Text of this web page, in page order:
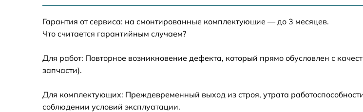
Замена балластера Optoma UHZ50 от 60 мин
UHZ50
Замена поляризатора Optoma UHZ50
Гарантия от сервиса: на смонтированные комплектующие — до 3 месяцев.
Что считается гарантийным случаем?
Для работ: Повторное возникновение дефекта, который прямо обусловлен с
запчасти).
Для комплектующих: Преждевременный выход из строя, утрата
соблюдении условий эксплуатации.